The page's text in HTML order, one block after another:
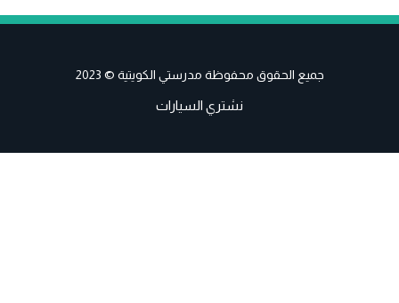
جميع الحقوق محفوظة مدرستي الكويتية © 2023
نشتري السيارات